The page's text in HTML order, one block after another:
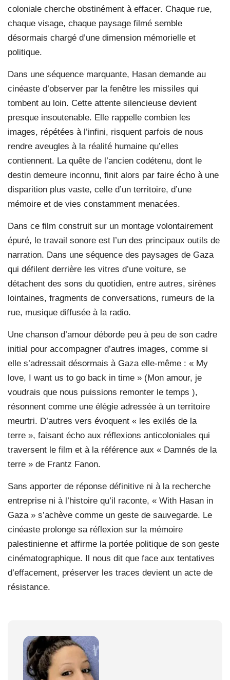
coloniale cherche obstinément à effacer. Chaque rue,
chaque visage, chaque paysage filmé semble
désormais chargé d’une dimension mémorielle et
politique.
Dans une séquence marquante, Hasan demande au
cinéaste d’observer par la fenêtre les missiles qui
tombent au loin. Cette attente silencieuse devient
presque insoutenable. Elle rappelle combien les
images, répétées à l’infini, risquent parfois de nous
rendre aveugles à la réalité humaine qu’elles
contiennent. La quête de l’ancien codétenu, dont le
destin demeure inconnu, finit alors par faire écho à une
disparition plus vaste, celle d’un territoire, d’une
mémoire et de vies constamment menacées.
Dans ce film construit sur un montage volontairement
épuré, le travail sonore est l’un des principaux outils de
narration. Dans une séquence des paysages de Gaza
qui défilent derrière les vitres d’une voiture, se
détachent des sons du quotidien, entre autres, sirènes
lointaines, fragments de conversations, rumeurs de la
rue, musique diffusée à la radio.
Une chanson d’amour déborde peu à peu de son cadre
initial pour accompagner d’autres images, comme si
elle s’adressait désormais à Gaza elle-même : « My
love, I want us to go back in time » (Mon amour, je
voudrais que nous puissions remonter le temps ),
résonnent comme une élégie adressée à un territoire
meurtri. D’autres vers évoquent « les exilés de la
terre », faisant écho aux réflexions anticoloniales qui
traversent le film et à la référence aux « Damnés de la
terre » de Frantz Fanon.
Sans apporter de réponse définitive ni à la recherche
entreprise ni à l’histoire qu’il raconte, « With Hasan in
Gaza » s’achève comme un geste de sauvegarde. Le
cinéaste prolonge sa réflexion sur la mémoire
palestinienne et affirme la portée politique de son geste
cinématographique. Il nous dit que face aux tentatives
d’effacement, préserver les traces devient un acte de
résistance.